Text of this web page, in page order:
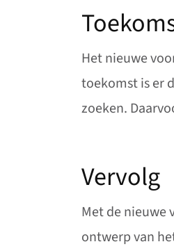
Het nieuwe
toekomst is er
zoeken.
Vervolg
Met de nieuwe
ontwerp van